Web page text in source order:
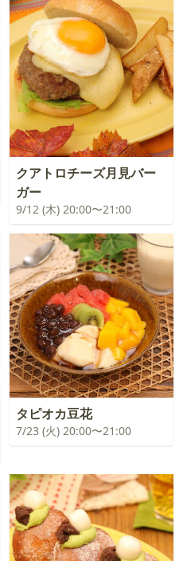
クアトロチーズ月見バー
ガー
9/12 (木) 20:00〜21:00
タピオカ豆花
7/23 (火) 20:00〜21:00